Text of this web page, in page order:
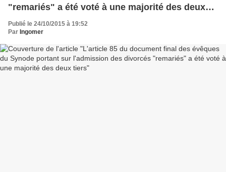
"remariés" a été voté à une majorité des deux
tiers
Publié le 24/10/2015 à 19:52
Par Ingomer